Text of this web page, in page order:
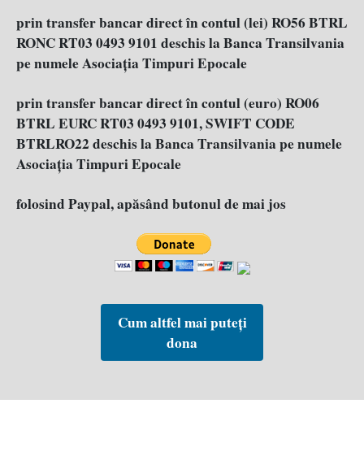
prin transfer bancar direct în contul (lei) RO56 BTRL
RONC RT03 0493 9101 deschis la Banca Transilvania
pe numele Asociația Timpuri Epocale
prin transfer bancar direct în contul (euro) RO06
BTRL EURC RT03 0493 9101, SWIFT CODE
BTRLRO22 deschis la Banca Transilvania pe numele
Asociația Timpuri Epocale
folosind Paypal, apăsând butonul de mai jos
Cum altfel mai puteți
dona